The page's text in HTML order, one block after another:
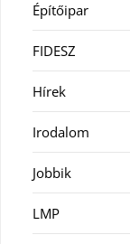
Építőipar
FIDESZ
Hírek
Irodalom
Jobbik
LMP